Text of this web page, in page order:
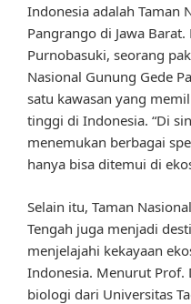
Indonesia adalah Taman
Pangrango di Jawa
Purnobasuki, seorang
Nasional Gunung Gede
satu kawasan yang
tinggi di Indonesia. “Di
menemukan berbagai
hanya bisa ditemui di
Selain itu, Taman
Tengah juga menjadi
menjelajahi kekayaan
Indonesia. Menurut Prof.
biologi dari Universitas